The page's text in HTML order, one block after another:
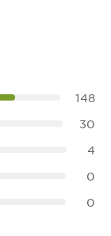
148
30
4
0
0